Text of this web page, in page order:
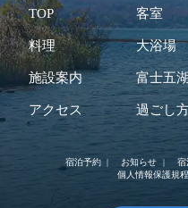
TOP 客室
料理 大浴場
施設案内 富士五
アクセス 過ごし
宿泊予約 お知らせ 宿
個人情報保護規程